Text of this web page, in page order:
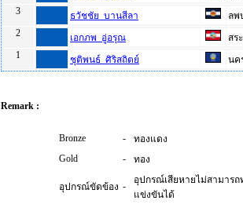
3
ธวัชชัย บานสีลา
ลพ
2
เอกภพ อู่อรุณ
สร
1
ชุติพนธ์ ศิริสถิตย์ นค
Remark :
Bronze -
ทองแดง
Gold
- ทอง
อุปกรณ์ขัดข้อง -
อุปกรณ์เสียหายไม่สามารถ
แข่งขันได้